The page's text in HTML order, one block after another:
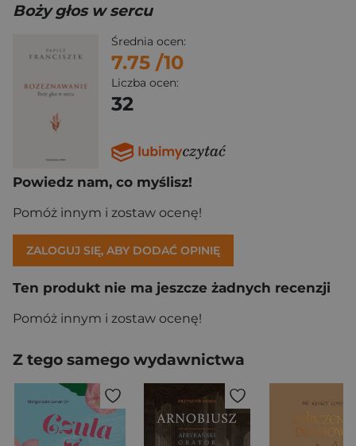
Boży głos w sercu
Średnia ocen:
7.75 /10
Liczba ocen:
32
Powiedz nam, co myślisz!
Pomóż innym i zostaw ocenę!
ZALOGUJ SIĘ, ABY DODAĆ OPINIĘ
Ten produkt nie ma jeszcze żadnych recenzji
Pomóż innym i zostaw ocenę!
Z tego samego wydawnictwa